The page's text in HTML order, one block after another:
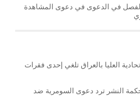
في الدعوى في دعوى المشاهدة
العليا بالعراق تلغي إحدى فقرات
النشر ترد دعوى السومرية ضد